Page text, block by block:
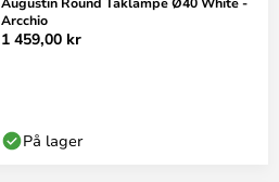
Arcchio
1 459,00 kr
På lager